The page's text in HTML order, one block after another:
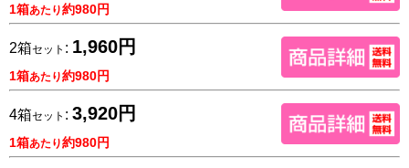
1箱あたり約980円
2箱セット : 1,960円
1箱あたり約980円
4箱セット : 3,920円
1箱あたり約980円